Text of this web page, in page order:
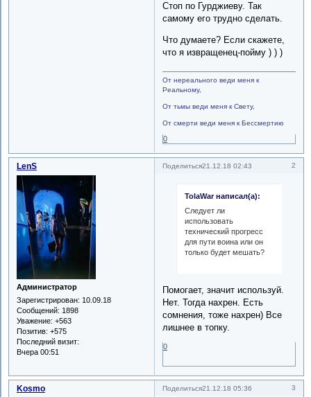
Стоп по Гурджиеву. Так
самому его трудно сделать.
Что думаете? Если скажете,
что я извращенец-пойму ) ) )
От нереального веди меня к
Реальному,
От тьмы веди меня к Свету,
От смерти веди меня к Бессмертию
0
Поделиться 2
21.12.18 02:43
LenS
Администратор
Зарегистрирован: 10.09.18
Сообщений: 1898
Уважение: +563
Позитив: +575
Последний визит:
Вчера 00:51
TolaWar написал(а):
Следует ли
использовать
технический прогресс
для пути воина или он
только будет мешать?
Помогает, значит используй.
Нет. Тогда нахрен. Есть
сомнения, тоже нахрен) Все
лишнее в топку.
0
Поделиться 3
21.12.18 05:36
Kosmo